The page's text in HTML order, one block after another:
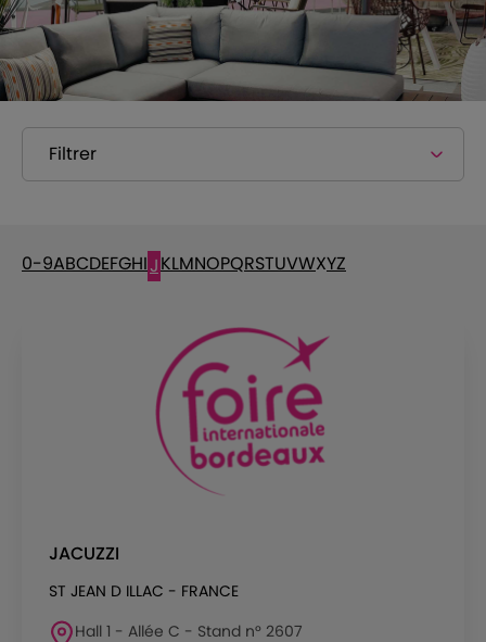
Filtrer
0-9ABCDEFGHIJKLMNOPQRSTUVWXYZ
JACUZZI
ST JEAN D ILLAC - FRANCE
Hall 1 - Allée C - Stand n° 2607